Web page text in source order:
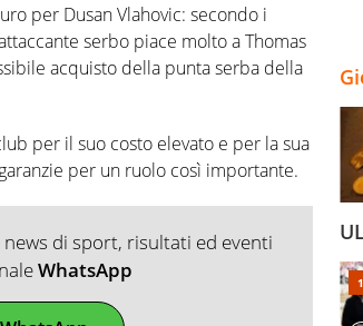
per Dusan Vlahovic: secondo i
serbo piace molto a Thomas
acquisto della punta serba della
per il suo costo elevato e per la sua
per un ruolo così importante.
di sport, risultati ed eventi
WhatsApp